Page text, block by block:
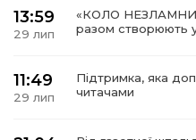
13:59
29 лип
«КОЛО
разом створюють
11:49
29 лип
Підтримка, яка
читачами